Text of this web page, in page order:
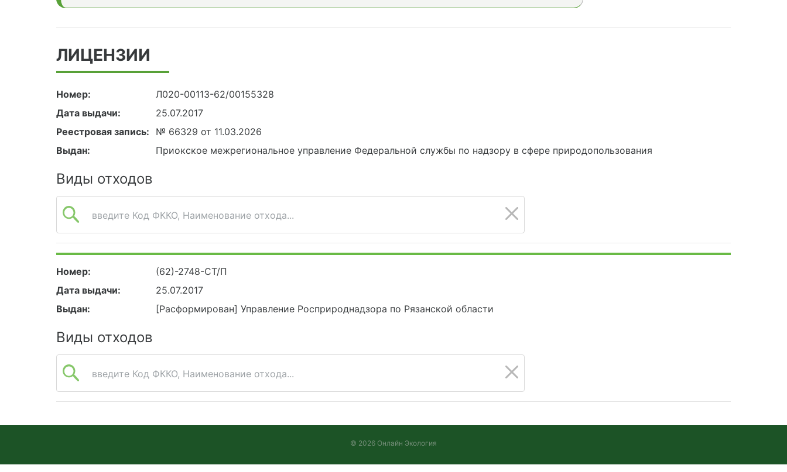
ЛИЦЕНЗИИ
Номер:
Л020-00113-62/00155328
Дата выдачи:
25.07.2017
Реестровая запись:
№ 66329 от 11.03.2026
Выдан:
Приокское межрегиональное управление Федеральной службы по надзору в сфере природопользования
Виды отходов
введите Код ФККО, Наименование отхода...
Номер:
(62)-2748-СТ/П
Дата выдачи:
25.07.2017
Выдан:
[Расформирован] Управление Росприроднадзора по Рязанской области
Виды отходов
введите Код ФККО, Наименование отхода...
© 2026 Онлайн Экология